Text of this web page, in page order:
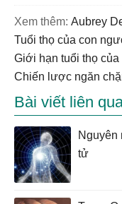
Xem thêm: Aubrey
tuổi thọ của con
giới hạn tuổi thọ
Chiến lược ngăn
Bài viết liên
Nguyên
tử